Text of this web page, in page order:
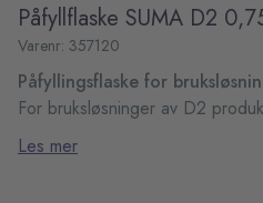
Påfyllflaske SUMA D2
Varenr: 357120
Påfyllingsflaske for
For bruksløsninger av D2
Kommer med justerbar dyse slik
Kompatibel med
Les mer